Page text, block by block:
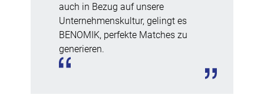
auch in Bezug auf unsere
Unternehmenskultur, gelingt es
BENOMIK, perfekte Matches zu
generieren.